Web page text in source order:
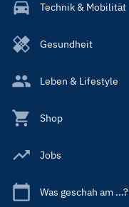
Technik & Mobilität
Gesundheit
Leben & Lifestyle
Shop
Jobs
Was geschah am ...?